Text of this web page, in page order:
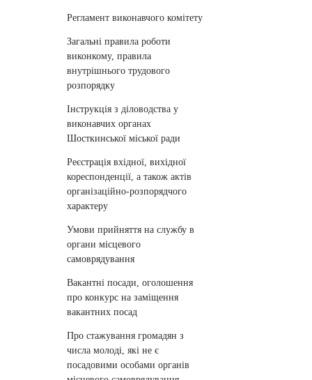
Регламент виконавчого комітету
Загальні правила роботи
виконкому, правила
внутрішнього трудового
розпорядку
Інструкція з діловодства у
виконавчих органах
Шосткинської міської ради
Реєстрація вхідної, вихідної
кореспонденції, а також актів
організаційно-розпорядчого
характеру
Умови прийняття на службу в
органи місцевого
самоврядування
Вакантні посади, оголошення
про конкурс на заміщення
вакантних посад
Про стажування громадян з
числа молоді, які не є
посадовими особами органів